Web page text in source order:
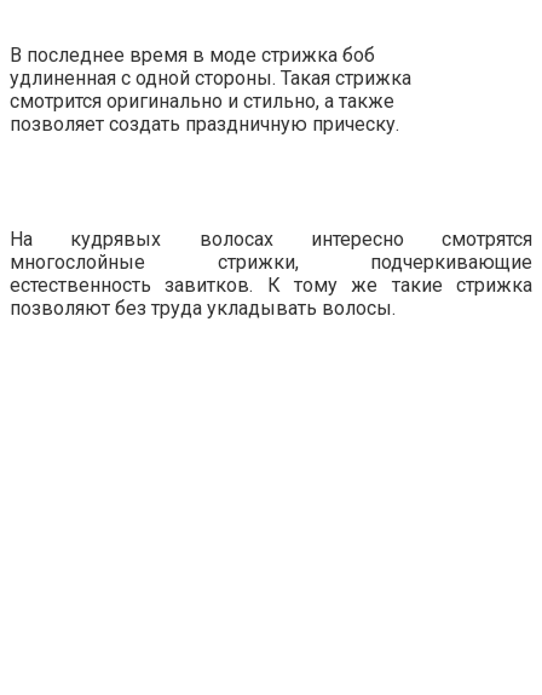
В последнее время в моде стрижка боб
удлиненная с одной стороны. Такая стрижка
смотрится оригинально и стильно, а также
позволяет создать праздничную прическу.
На кудрявых волосах интересно смотрятся
многослойные стрижки, подчеркивающие
естественность завитков. К тому же такие стрижка
позволяют без труда укладывать волосы.